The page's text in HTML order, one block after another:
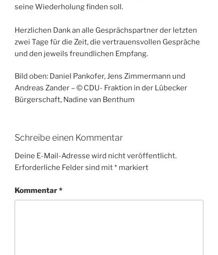
seine Wiederholung finden soll.
Herzlichen Dank an alle Gesprächspartner der letzten
zwei Tage für die Zeit, die vertrauensvollen Gespräche
und den jeweils freundlichen Empfang.
Bild oben: Daniel Pankofer, Jens Zimmermann und
Andreas Zander – ©️ CDU- Fraktion in der Lübecker
Bürgerschaft, Nadine van Benthum
Schreibe einen Kommentar
Deine E-Mail-Adresse wird nicht veröffentlicht.
Erforderliche Felder sind mit* markiert
Kommentar*